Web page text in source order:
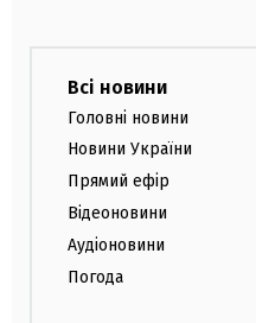
Всі новини
Головні новини
Новини України
Прямий ефір
Відеоновини
Аудіоновини
Погода